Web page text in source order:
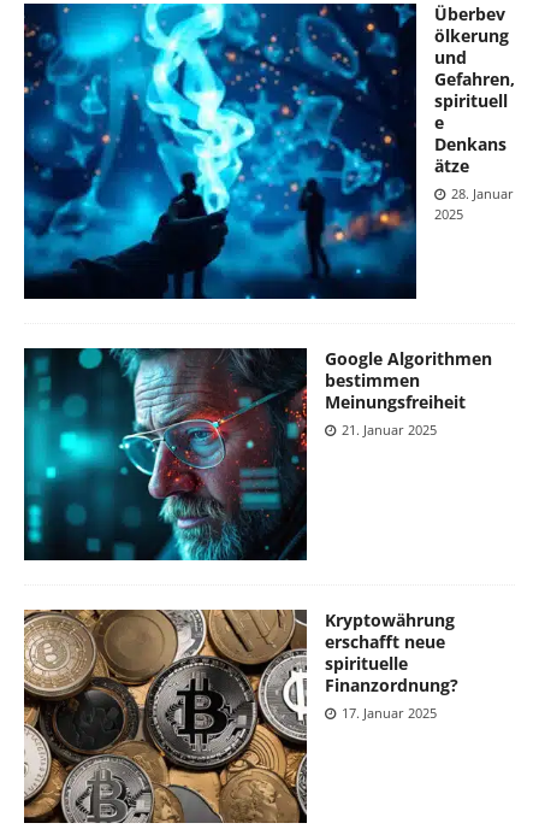
Überbev
ölkerung
und
Gefahren,
spirituell
e
Denkans
ätze
28. Januar
2025
Google Algorithmen
bestimmen
Meinungsfreiheit
21. Januar 2025
Kryptowährung
erschafft neue
spirituelle
Finanzordnung?
17. Januar 2025